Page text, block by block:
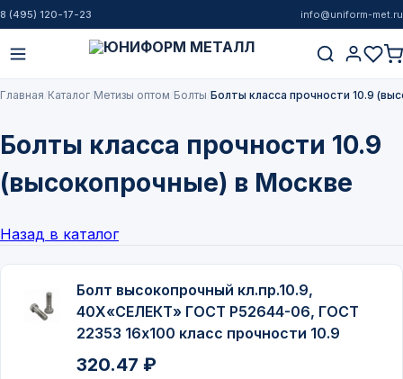
8 (495) 120-17-23 info@uniform-met.ru
Главная Каталог Метизы оптом Болты Болты класса прочности 10.9
Болты класса прочности 10.9
(высокопрочные) в Москве
Назад в каталог
Болт высокопрочный кл.пр.10.9,
40Х«СЕЛЕКТ» ГОСТ P52644-06, ГОСТ
22353 16х100 класс прочности 10.9
320.47 ₽